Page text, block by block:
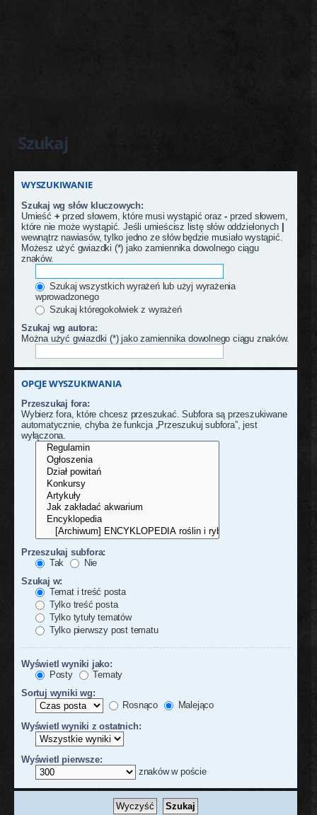
Szukaj
WYSZUKIWANIE
Szukaj wg słów kluczowych:
Umieść + przed słowem, które musi wystąpić oraz- przed słowem,
które nie może wystąpić. Jeśli umieścisz listę słów oddzielonych |
wewnątrz nawiasów, tylko jedno ze słów będzie musiało wystąpić.
Możesz użyć gwiazdki (*) jako zamiennika dowolnego ciągu
znaków.
Szukaj wszystkich wyrażeń lub użyj wyrażenia
wprowadzonego
Szukaj któregokolwiek z wyrażeń
Szukaj wg autora:
Można użyć gwiazdki (*) jako zamiennika dowolnego ciągu znaków.
OPCJE WYSZUKIWANIA
Przeszukaj fora:
Wybierz fora, które chcesz przeszukać. Subfora są przeszukiwane
automatycznie, chyba że funkcja „Przeszukuj subfora”, jest
wyłączona.
Przeszukaj subfora:
Tak
Nie
Szukaj w:
Temat i treść posta
Tylko treść posta
Tylko tytuły tematów
Tylko pierwszy post tematu
Wyświetl wyniki jako:
Posty
Tematy
Sortuj wyniki wg:
Rosnąco
Malejąco
Wyświetl wyniki z ostatnich:
Wyświetl pierwsze:
znaków w poście